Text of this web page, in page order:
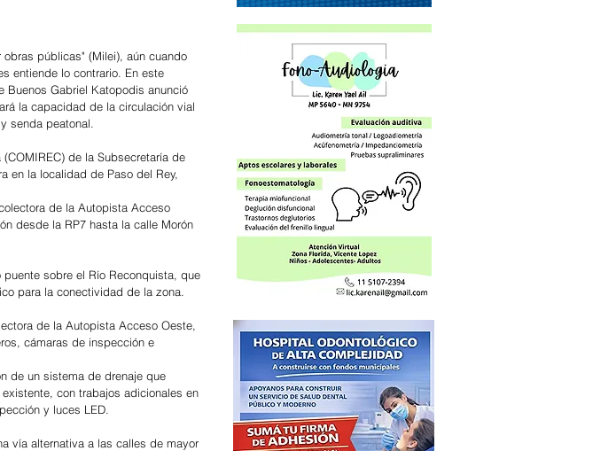
públicas" (Milei), aún cuando
entiende lo contrario. En este
Buenos Gabriel Katopodis anunció
la capacidad de la circulación vial
senda peatonal.
de la Subsecretaría de
en la localidad de Paso del Rey,
de la Autopista Acceso
desde la RP7 hasta la calle Morón
sobre el Río Reconquista, que
para la conectividad de la zona.
de la Autopista Acceso Oeste,
cámaras de inspección e
de un sistema de drenaje que
con trabajos adicionales en
y luces LED.
vía alternativa a las calles de mayor